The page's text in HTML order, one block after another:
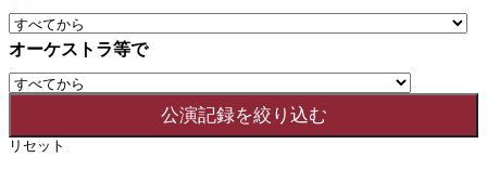
オーケストラ等で
リセット